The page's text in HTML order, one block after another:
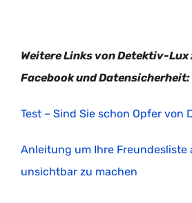
Weitere Links von Detektiv-Lux
Facebook und Datensicherheit:
Test – Sind Sie schon Opfer von
Anleitung um Ihre Freundesliste
unsichtbar zu machen